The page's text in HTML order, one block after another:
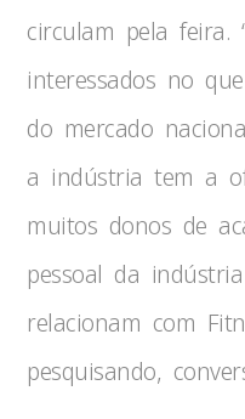
circulam pela feira.
interessados no
do mercado
a indústria tem a
muitos donos de
pessoal da
relacionam com
pesquisando,